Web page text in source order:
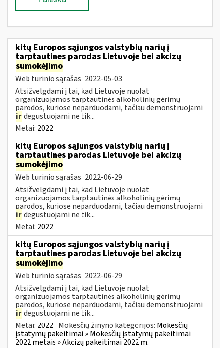
kitų Europos sąjungos valstybių narių į
tarptautines parodas Lietuvoje bei akcizų
sumokėjimo
Web turinio sąrašas 2022-05-03
Atsižvelgdami į tai, kad Lietuvoje nuolat
organizuojamos tarptautinės alkoholinių gėrimų
parodos, kuriose neparduodami, tačiau demonstruojami
irdegustuojami ne tik...
Metai: 2022
kitų Europos sąjungos valstybių narių į
tarptautines parodas Lietuvoje bei akcizų
sumokėjimo
Web turinio sąrašas 2022-06-29
Atsižvelgdami į tai, kad Lietuvoje nuolat
organizuojamos tarptautinės alkoholinių gėrimų
parodos, kuriose neparduodami, tačiau demonstruojami
irdegustuojami ne tik...
Metai: 2022
kitų Europos sąjungos valstybių narių į
tarptautines parodas Lietuvoje bei akcizų
sumokėjimo
Web turinio sąrašas 2022-06-29
Atsižvelgdami į tai, kad Lietuvoje nuolat
organizuojamos tarptautinės alkoholinių gėrimų
parodos, kuriose neparduodami, tačiau demonstruojami
irdegustuojami ne tik...
Metai: 2022 Mokesčių žinyno kategorijos: Mokesčių
įstatymų pakeitimai » Mokesčių įstatymų pakeitimai
2022 metais » Akcizų pakeitimai 2022 m.